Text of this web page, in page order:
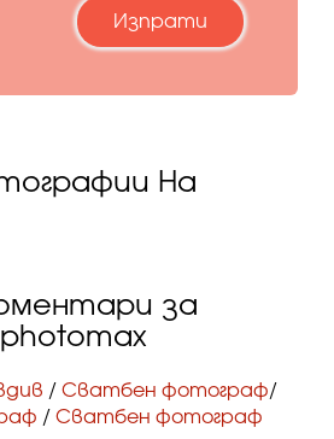
На
за
/ Сватбен фотограф/
/ Сватбен фотограф